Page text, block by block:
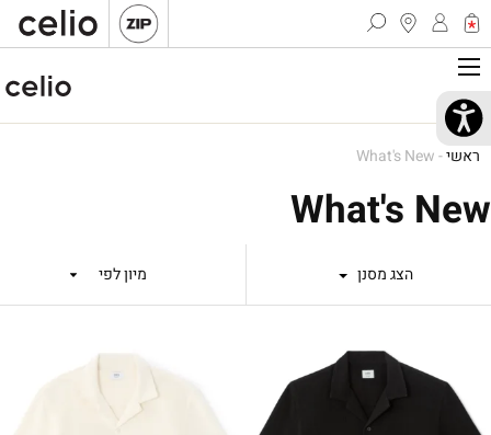
ראשי-
What's New
What's New
מיון לפי הצג מסנן